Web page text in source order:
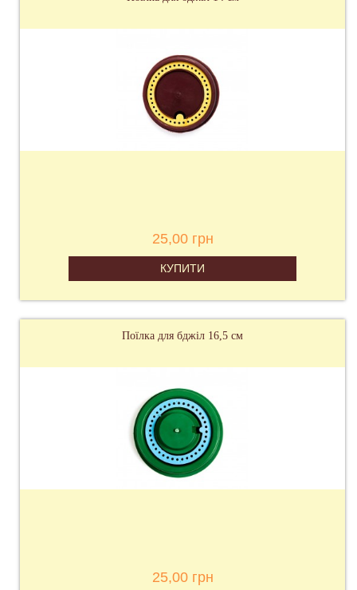
25,00 грн
КУПИТИ
Поїлка для бджіл 16,5 см
25,00 грн